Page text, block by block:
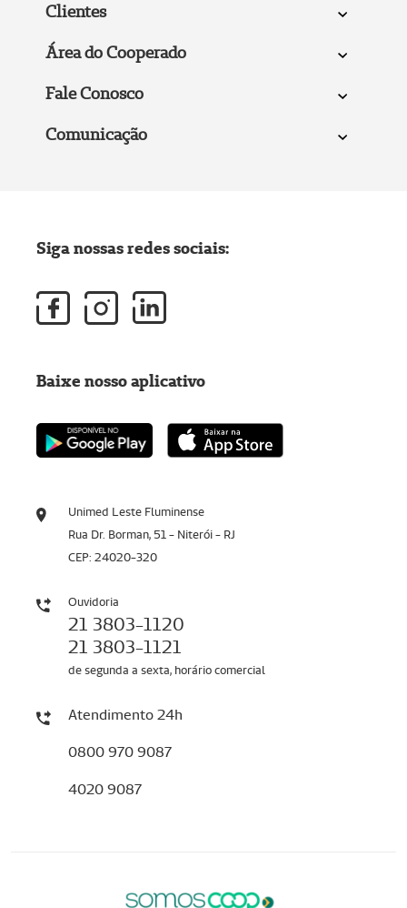
Clientes
Área do Cooperado
Fale Conosco
Comunicação
Unimed Leste Fluminense
Rua Dr. Borman, 51 - Niterói - RJ
CEP: 24020-320
Ouvidoria
21 3803-1120
21 3803-1121
de segunda a sexta, horário comercial
Atendimento 24h
0800 970 9087
4020 9087
Siga nossas redes sociais:
Baixe nosso aplicativo